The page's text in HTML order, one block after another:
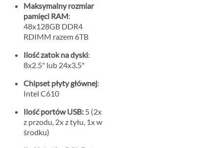
Maksymalny rozmiar
pamięci RAM:
48x128GB DDR4
RDIMM razem 6TB
Ilość zatok na dyski:
8x2.5" lub 24x3.5"
Chipset płyty głównej:
Intel C610
Ilość portów USB: 5 (2x
z przodu, 2x z tyłu, 1x w
środku)